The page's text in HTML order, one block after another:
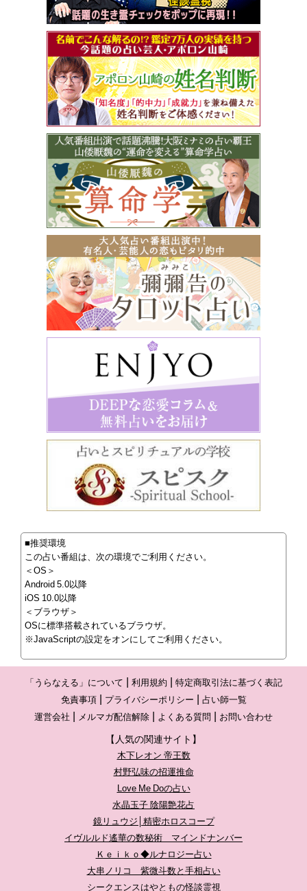
■推奨環境
この占い番組は、次の環境でご利用ください。
＜OS＞
Android 5.0以降
iOS 10.0以降
＜ブラウザ＞
OSに標準搭載されているブラウザ。
※JavaScriptの設定をオンにしてご利用ください。
「うらなえる」について 利用規約
特定商取引法に基づく表記
免責事項
プライバシーポリシー
占い師一覧
運営会社
メルマガ配信解除 よくある質問 お問い合わせ
【人気の関連サイト】
木下レオン 帝王数
村野弘味の招運推命
Love Me Doの占い
水晶玉子 陰陽艶花占
鏡リュウジ│精密ホロスコープ
イヴルルド遙華の数秘術 マインドナンバー
Ｋｅｉｋｏ◆ルナロジー占い
大串ノリコ 紫微斗数と手相占い
シークエンスはやともの怪談霊視